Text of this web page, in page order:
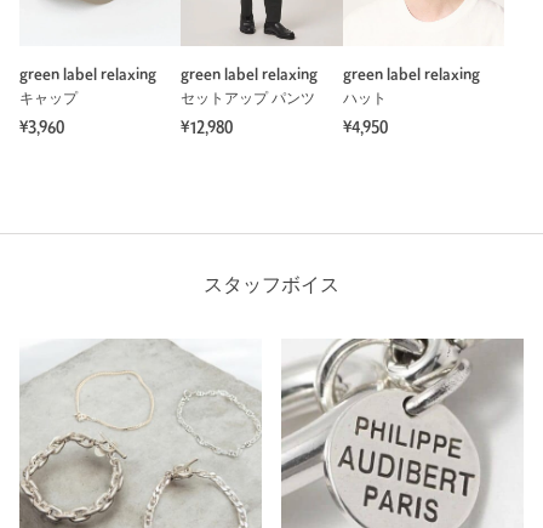
green label relaxing
キャップ
¥3,960
green label relaxing
セットアップ パンツ
¥12,980
green label relaxing
ハット
¥4,950
スタッフボイス